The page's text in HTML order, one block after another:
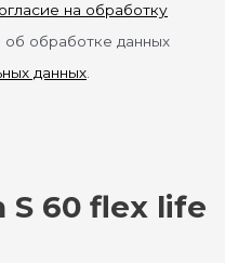
на обработку
обработке данных
данных.
S 60 flex life